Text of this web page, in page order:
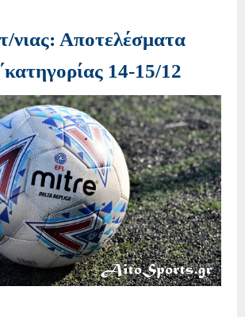
νιας: Αποτελέσματα
14-15/12